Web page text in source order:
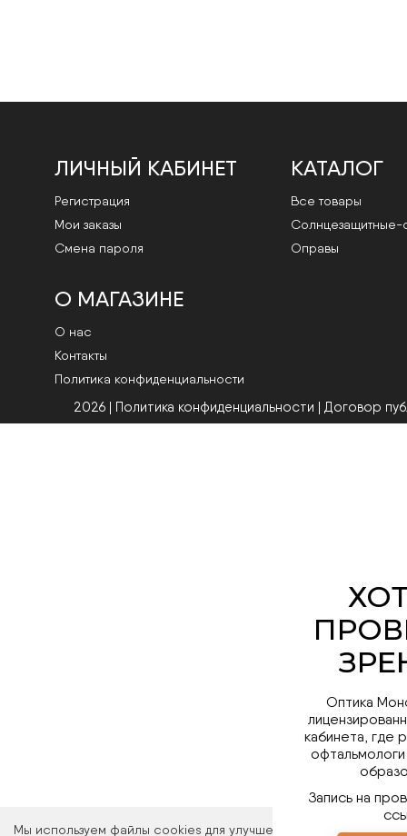
Мы используем файлы cookies для улучшения работы сайта.
ЛИЧНЫЙ КАБИНЕТ
Регистрация
Мои заказы
Смена пароля
КАТАЛОГ
Все товары
Cолнцезащитные-
Оправы
О МАГАЗИНЕ
О нас
Контакты
Политика конфиденциальности
2026 | Политика конфиденциальности | Договор
Оптика
кабинета, где
Запись на